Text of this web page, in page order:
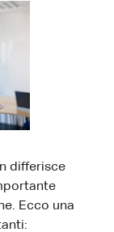
differisce
Ecco una